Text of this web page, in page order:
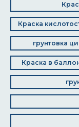
Краска
грунтовка
Краска в